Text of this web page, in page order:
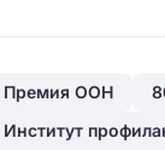
Премия ООН
Институт